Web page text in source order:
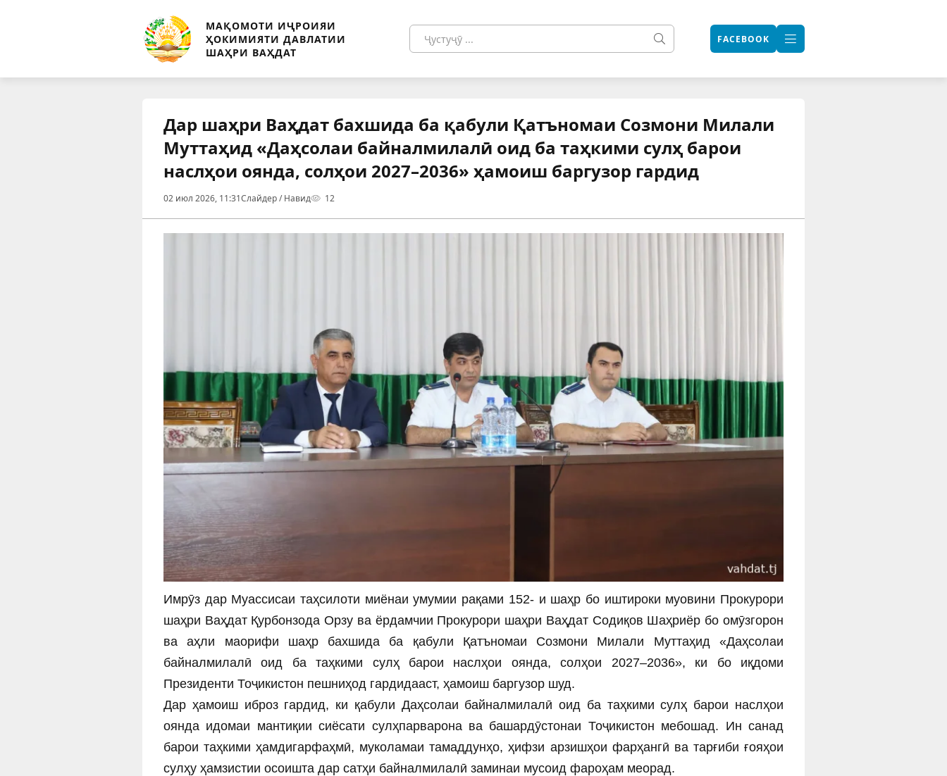
МАҚОМОТИ ИҶРОИЯИ
ҲОКИМИЯТИ ДАВЛАТИИ
ШАҲРИ ВАҲДАТ
FACEBOOK
Дар шаҳри Ваҳдат бахшида ба қабули Қатъномаи Созмони Милали
Муттаҳид «Даҳсолаи байналмилалӣ оид ба таҳкими сулҳ барои
наслҳои оянда, солҳои 2027–2036» ҳамоиш баргузор гардид
02 июл 2026, 11:31Слайдер / Навид 12
Имрӯз дар Муассисаи таҳсилоти миёнаи умумии рақами 152- и шаҳр бо иштироки муовини Прокурори
шаҳри Ваҳдат Қурбонзода Орзу ва ёрдамчии Прокурори шаҳри Ваҳдат Содиқов Шаҳриёр бо омӯзгорон
ва аҳли маорифи шаҳр бахшида ба қабули Қатъномаи Созмони Милали Муттаҳид «Даҳсолаи
байналмилалӣ оид ба таҳкими сулҳ барои наслҳои оянда, солҳои 2027–2036», ки бо иқдоми
Президенти Тоҷикистон пешниҳод гардидааст, ҳамоиш баргузор шуд.
Дар ҳамоиш иброз гардид, ки қабули Даҳсолаи байналмилалӣ оид ба таҳкими сулҳ барои наслҳои
оянда идомаи мантиқии сиёсати сулҳпарварона ва башардӯстонаи Тоҷикистон мебошад. Ин санад
барои таҳкими ҳамдигарфаҳмӣ, муколамаи тамаддунҳо, ҳифзи арзишҳои фарҳангӣ ва тарғиби ғояҳои
сулҳу ҳамзистии осоишта дар сатҳи байналмилалӣ заминаи мусоид фароҳам меорад.